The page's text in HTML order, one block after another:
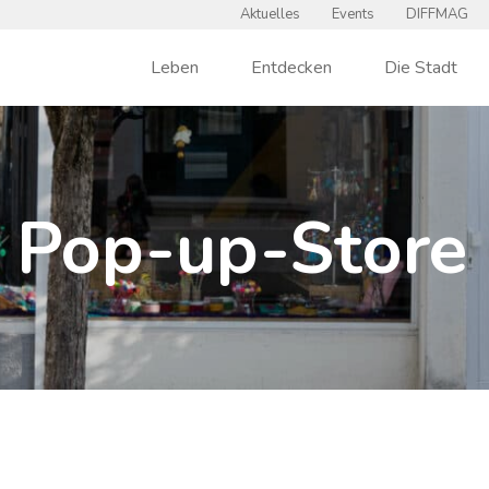
Aktuelles Events DIFFMAG
Leben Entdecken Die Stadt
Pop-up-Store